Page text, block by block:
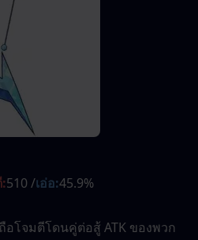
510 /เอ่อ:45.9%
อโจมตีโดนคู่ต่อสู้ ATK ของพวก